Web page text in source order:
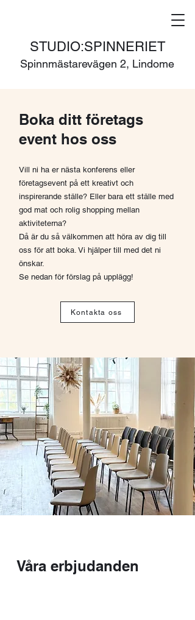
STUDIO:SPINNERIET
Spinnmästarevägen 2, Lindome
Boka ditt företags
event hos oss
Vill ni ha er nästa konferens eller
företagsevent på ett kreativt och
inspirerande ställe? Eller bara ett ställe med
god mat och rolig shopping mellan
aktiviteterna?
Då är du så välkommen att höra av dig till
oss för att boka. Vi hjälper till med det ni
önskar.
Se nedan för förslag på upplägg!
Kontakta oss
Våra erbjudanden